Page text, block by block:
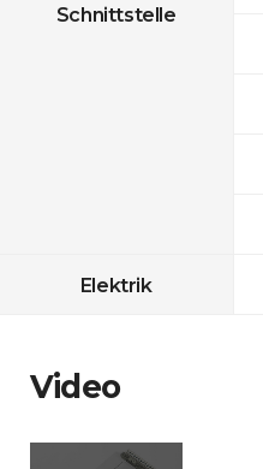
Schnittstelle
Elektrik
Video